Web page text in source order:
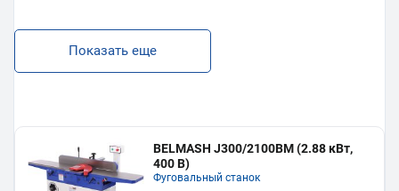
Показать еще
BELMASH J300/2100ВМ (2.88 кВт,
400 В)
Фуговальный станок